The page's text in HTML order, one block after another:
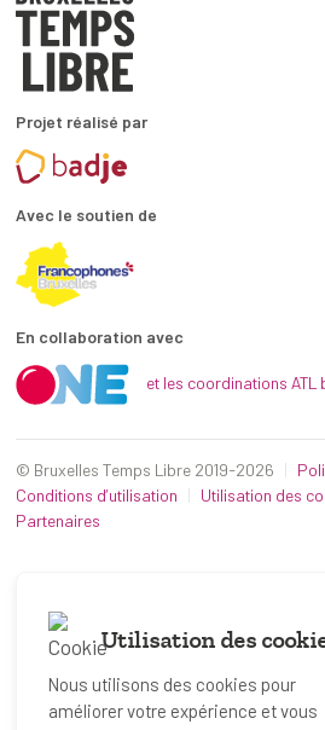
Projet réalisé par
Avec le soutien de
En collaboration avec
et les coordinations ATL
© Bruxelles Temps Libre 2019-2026
Conditions d’utilisation
Utilisation des
Partenaires
Utilisation des
Nous utilisons des cookies pour
améliorer votre expérience et vous